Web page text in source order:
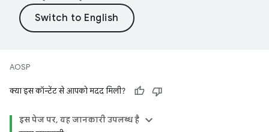
AOSP
क्या इस कॉन्टेंट से आपको मदद मिली?
इस पेज पर, यह जानकारी उपलब्ध है